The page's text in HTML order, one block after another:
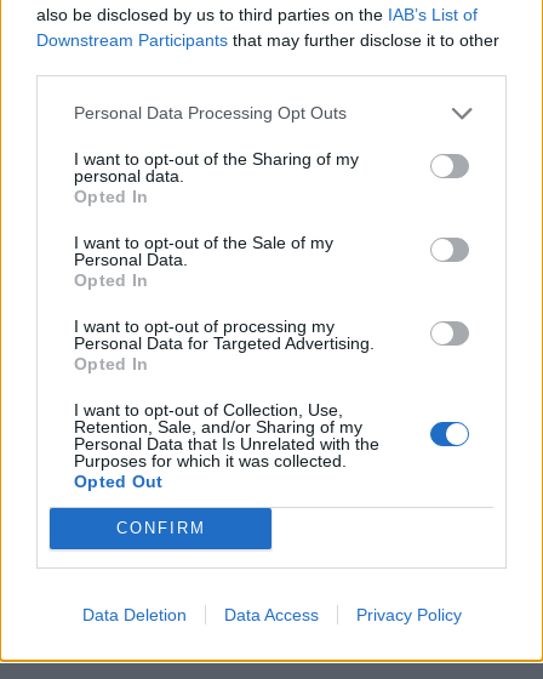
also be disclosed by us to third parties on the IAB’s List of
Downstream Participants that may further disclose it to other
Personal Data Processing Opt Outs
I want to opt-out of the Sharing of my
personal data.
Opted In
I want to opt-out of the Sale of my
Personal Data.
Opted In
I want to opt-out of processing my
Personal Data for Targeted Advertising.
Opted In
I want to opt-out of Collection, Use,
Retention, Sale, and/or Sharing of my
Personal Data that Is Unrelated with the
Purposes for which it was collected.
Opted Out
CONFIRM
Data Deletion Data Access Privacy Policy
διαδικτυακό σεμινάριο της Ιατρικής Σχολή του
ΑΠΘ
10/06/2020 - 15:27
Το πρώτο διεθνές διαδικτυακό συνέδριο για τον
COVID-19